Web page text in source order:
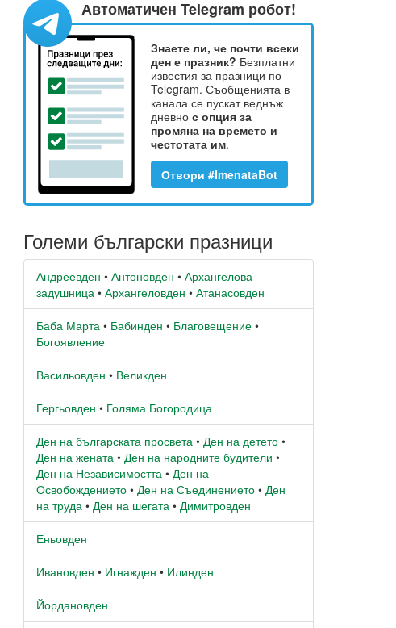
Автоматичен Telegram робот!
Знаете ли, че почти всеки
ден е празник? Безплатни
известия за празници по
Telegram. Съобщенията в
канала се пускат веднъж
дневно с опция за
промяна на времето и
честотата им.
Отвори #ImenataBot
Големи български празници
Андреевден • Антоновден • Архангелова
задушница • Архангеловден • Атанасовден
Баба Марта • Бабинден • Благовещение •
Богоявление
Васильовден • Великден
Гергьовден • Голяма Богородица
Ден на българската просвета • Ден на детето •
Ден на жената • Ден на народните будители •
Ден на Независимостта • Ден на
Освобождението • Ден на Съединението • Ден
на труда • Ден на шегата • Димитровден
Еньовден
Ивановден • Игнажден • Илинден
Йордановден